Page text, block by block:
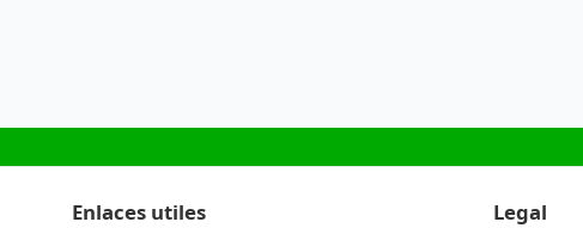
Enlaces utiles Legal